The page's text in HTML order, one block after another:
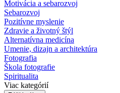
Motivácia a sebarozvoj
Sebarozvoj
Pozitívne myslenie
Zdravie a životný štýl
Alternatívna medicína
Umenie, dizajn a architektúra
Fotografia
Škola fotografie
Spiritualita
Viac kategórií